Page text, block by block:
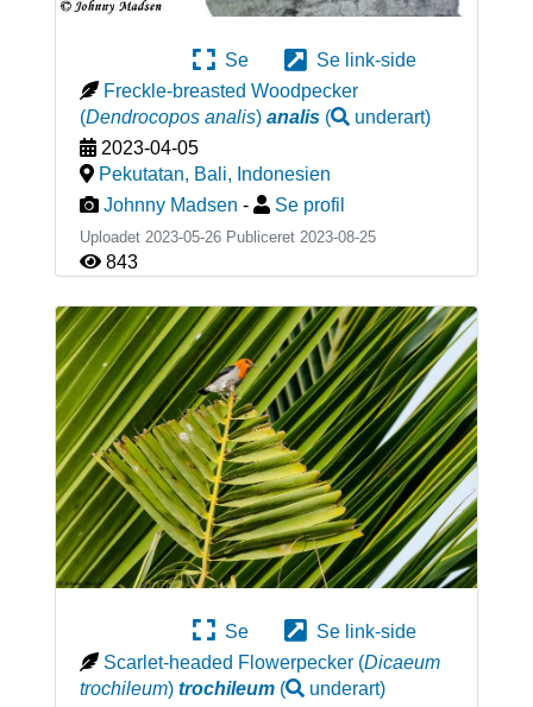
Se
Se link-side
Freckle-breasted Woodpecker
(Dendrocopos analis) analis( underart)
2023-04-05
Pekutatan, Bali, Indonesien
Johnny Madsen - Se profil
Uploadet 2023-05-26 Publiceret 2023-08-25
843
Se
Se link-side
Scarlet-headed Flowerpecker (Dicaeum
trochileum) trochileum( underart)